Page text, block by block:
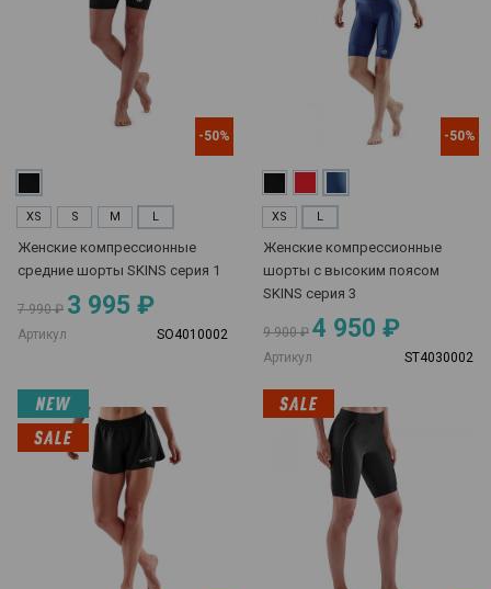
-50%
XS S M L
Женские компрессионные
средние шорты SKINS серия 1
7 990 ₽ 3 995 ₽
Артикул SO4010002
-50%
XS L
Женские компрессионные
шорты с высоким поясом
SKINS серия 3
9 900 ₽ 4 950 ₽
Артикул ST4030002